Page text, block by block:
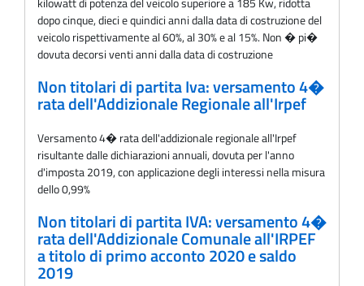
dopo cinque, dieci e quindici anni dalla data di costruzione del
veicolo rispettivamente al 60%, al 30% e al 15%. Non � pi�
dovuta decorsi venti anni dalla data di costruzione
Non titolari di partita Iva: versamento 4�
rata dell'Addizionale Regionale all'Irpef
Versamento 4� rata dell'addizionale regionale all'Irpef
risultante dalle dichiarazioni annuali, dovuta per l'anno
d'imposta 2019, con applicazione degli interessi nella misura
dello 0,99%
Non titolari di partita IVA: versamento 4�
rata dell'Addizionale Comunale all'IRPEF
a titolo di primo acconto 2020 e saldo
2019